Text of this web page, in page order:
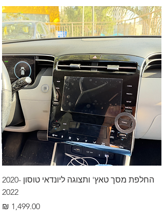
החלפת מסך טאץ' ותצוגה ליונדאי טוסון 2020-
2022
מחיר